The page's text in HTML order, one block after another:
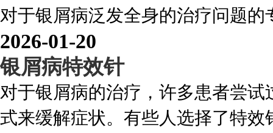
对于银屑病泛发全身的治疗问题的
2026-01-20
银屑病特效针
对于银屑病的治疗，许多患者尝
式来缓解症状。有些人选择了特